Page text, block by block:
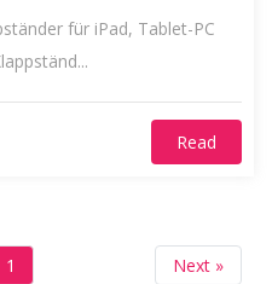
für iPad, Tablet-PC
Read
1 Next »